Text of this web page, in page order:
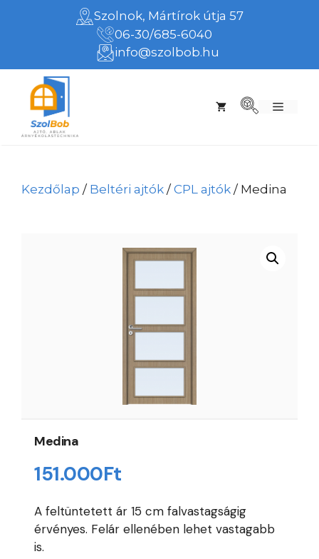
Szolnok, Mártírok útja 57
06-30/685-6040
info@szolbob.hu
Menü
Kezdőlap / Beltéri ajtók /CPL ajtók / Medina
Medina
151.000Ft
A feltüntetett ár 15 cm falvastagságig
érvényes. Felár ellenében lehet vastagabb
is.